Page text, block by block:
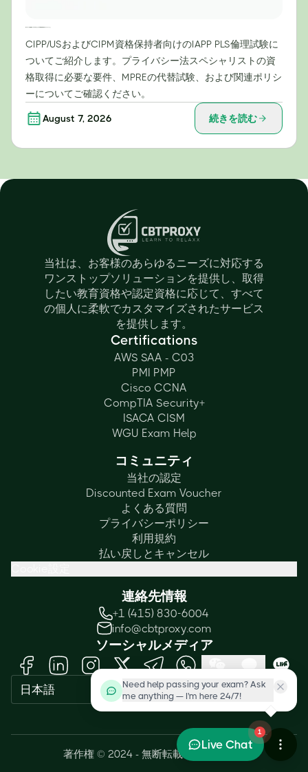
CIPP/USおよびCIPM資格保持者向けのIAPP PLS倫理試験に
ついてご紹介します。プライバシー法スペシャリストの資
格取得に必要な要件、MPREの代替試験、および関連ポリシ
ーについてご確認ください。
August 7, 2026 続きを読む
当社は、お客様のあらゆるニーズに対応する
ワンストップソリューションを提供し、取得
したい教育資格や認定資格に応じて、すべて
の個人に柔軟でカスタマイズされたサービス
を提供します。
Certifications
AWS SAA - C03
PMI PMP
Cisco CCNA
CompTIA Security+
ISACA CISM
WGU Exam Help
コミュニティ
当社の認定
Discounted Exam Voucher
よくある質問
プライバシーポリシー
利用規約
払い戻しとキャンセル
連絡先情報
+1 (415) 830-6004
info@cbtproxy.com
ソーシャルメディア
日本語
著作権 © 2024 - 無断転載を禁じます。
Need help passing your exam? Ask
me anything — I'm here 24/7!
1
Live Chat